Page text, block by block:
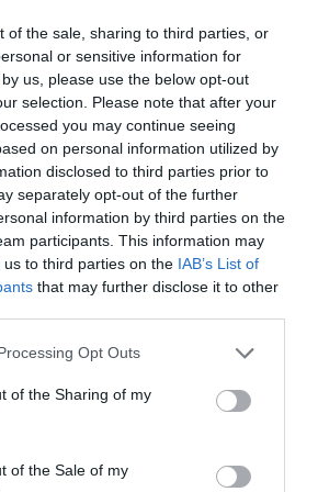
of the sale, sharing to third parties, or
or sensitive information for
us, please use the below opt-out
selection. Please note that after your
you may continue seeing
on personal information utilized by
disclosed to third parties prior to
separately opt-out of the further
information by third parties on the
participants. This information may
to third parties on the IAB’s List of
that may further disclose it to other
Opt Outs
of the Sharing of my
of the Sale of my
de cette alliance.
éco au niveau pitch-width (largeur
rangée) vous n’avez pratiquement
significative. Les monocouloirs
pas en configuration low cost.
en dessous sur les 777
quoi être sur gros porteur ne
plus d’espace.
RÉPONDRE
:
16 janvier 2020 - 11 h 02
n’est prévus? Parce que avec ces
à Lyon et Gulf Air à Nice) Marseille